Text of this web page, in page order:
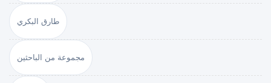
طارق البكري
مجموعة من الباحثين